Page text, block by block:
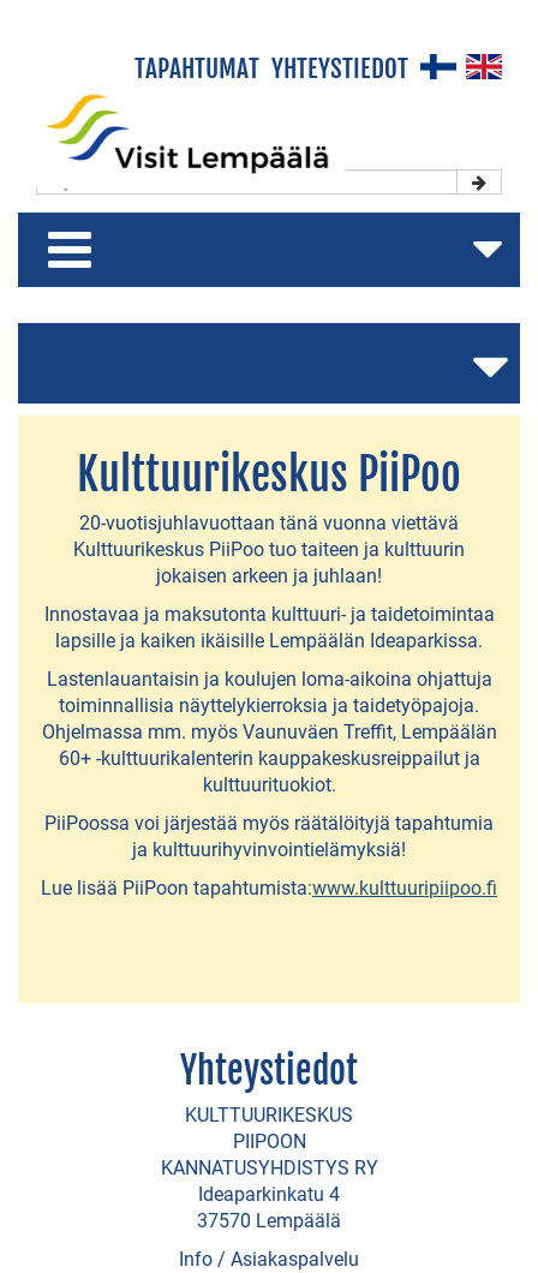
YHTEYSTIEDOT
TAPAHTUMAT ×
Etusivu
Matkailuesite
AJANKOHTAISTA
Lempäälän
160
Asuntomessut
Lempäälässä
LUONNOSSA
Kulttuurikeskus PiiPoo
20-vuotisjuhlavuottaan tänä vuonna viettävä
Kulttuurikeskus PiiPoo tuo taiteen ja kulttuurin
jokaisen arkeen ja juhlaan!
Innostavaa ja maksutonta kulttuuri- ja taidetoimintaa
lapsille ja kaiken ikäisille Lempäälän Ideaparkissa.
Lastenlauantaisin ja koulujen loma-aikoina ohjattuja
toiminnallisia näyttelykierroksia ja taidetyöpajoja.
Ohjelmassa mm. myös Vaunuväen Treffit, Lempäälän
60+ -kulttuurikalenterin kauppakeskusreippailut ja
kulttuurituokiot.
PiiPoossa voi järjestää myös räätälöityjä tapahtumia
ja kulttuurihyvinvointielämyksiä!
Lue lisää PiiPoon tapahtumista:www.kulttuuripiipoo.fi
Yhteystiedot
KULTTUURIKESKUS
PIIPOON
KANNATUSYHDISTYS RY
Ideaparkinkatu 4
37570 Lempäälä
Info / Asiakaspalvelu